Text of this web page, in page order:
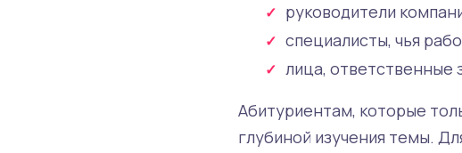
руководители
специалисты, чья
лица, ответственные
Абитуриентам, которые
глубиной изучения темы.